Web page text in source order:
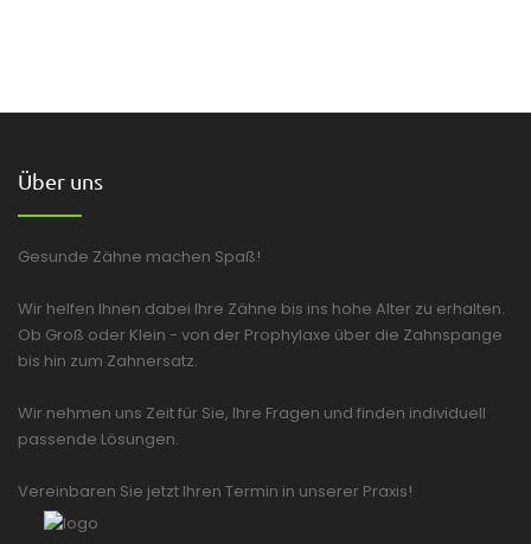
Über uns
Gesunde Zähne machen Spaß!
Wir helfen Ihnen dabei Ihre Zähne bis ins hohe Alter zu erhalten.
Ob Groß oder Klein - von der Prophylaxe über die Zahnspange
bis hin zum Zahnersatz.
Wir nehmen uns Zeit für Sie, Ihre Fragen und finden individuell
passende Lösungen.
Vereinbaren Sie jetzt Ihren Termin in unserer Praxis!